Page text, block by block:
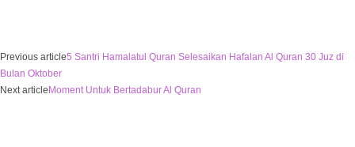
Previous article5 Santri Hamalatul Quran Selesaikan Hafalan Al Quran 30 Juz di
Bulan Oktober
Next articleMoment Untuk Bertadabur Al Quran